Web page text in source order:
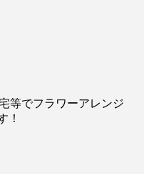
等でフラワーアレンジ
！